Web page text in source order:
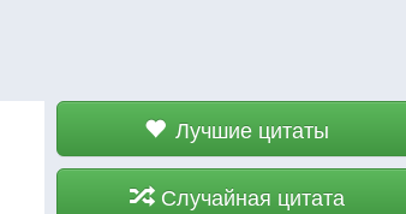
Лучшие цитаты
Случайная цитата